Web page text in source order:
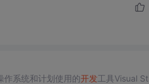
系统和计划使用的开发工具Visual St